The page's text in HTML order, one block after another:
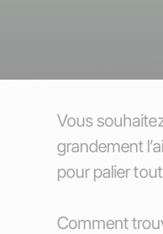
Vous
grandement
pour palier
Comment